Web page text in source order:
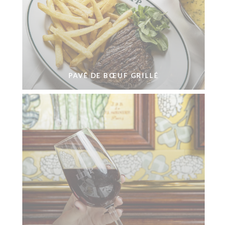
PAVÉ DE BŒUF GRILLÉ